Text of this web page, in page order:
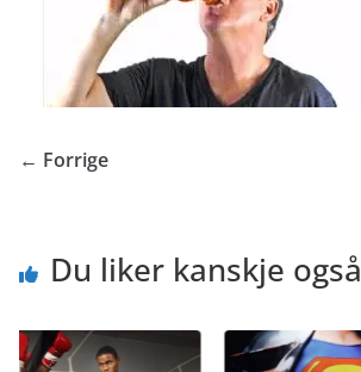
← Forrige
Du liker kanskje også